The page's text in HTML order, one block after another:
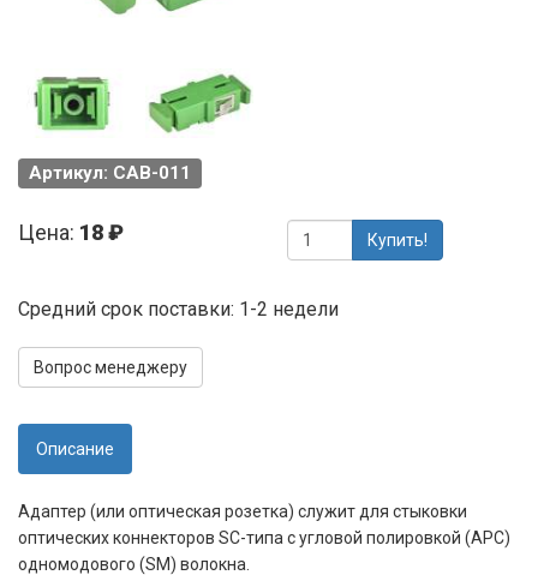
Артикул: CAB-011
Цена: 18 ₽ Купить!
Средний срок поставки: 1-2 недели
Вопрос менеджеру
Описание
Адаптер (или оптическая розетка) служит для стыковки
оптических коннекторов SC-типа с угловой полировкой (APC)
одномодового (SM) волокна.